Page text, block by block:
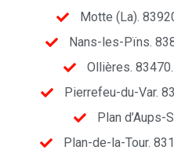
Motte (La).
Nans-les-Pïns.
Ollières. 83470.
Pierrefeu-du-Var.
Plan d’Aups-
Plan-de-la-Tour.